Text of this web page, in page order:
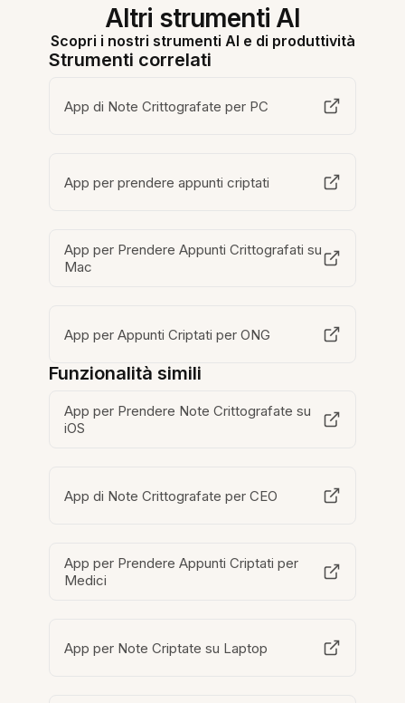
Altri strumenti AI
Scopri i nostri strumenti AI e di produttività
Strumenti correlati
App di Note Crittografate per PC
App per prendere appunti criptati
App per Prendere Appunti Crittografati su
Mac
App per Appunti Criptati per ONG
Funzionalità simili
App per Prendere Note Crittografate su
iOS
App di Note Crittografate per CEO
App per Prendere Appunti Criptati per
Medici
App per Note Criptate su Laptop